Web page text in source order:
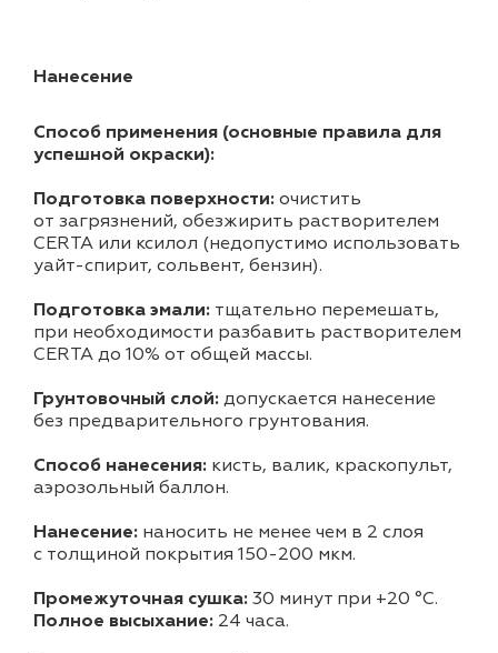
Нанесение
Способ применения (основные правила для
успешной окраски):
Подготовка поверхности: очистить
от загрязнений, обезжирить растворителем
CERTA или ксилол (недопустимо использовать
уайт-спирит, сольвент, бензин).
Подготовка эмали: тщательно перемешать,
при необходимости разбавить растворителем
CERTA до 10% от общей массы.
Грунтовочный слой: допускается нанесение
без предварительного грунтования.
Способ нанесения: кисть, валик, краскопульт,
аэрозольный баллон.
Нанесение: наносить не менее чем в 2 слоя
с толщиной покрытия 150-200 мкм.
Промежуточная сушка: 30 минут при +20 °С.
Полное высыхание: 24 часа.